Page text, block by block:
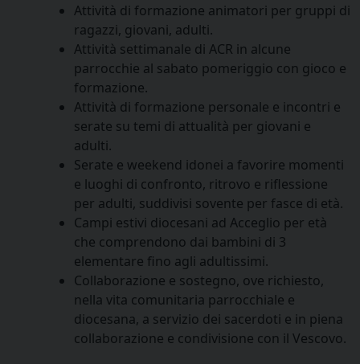
Attività di formazione animatori per gruppi di
ragazzi, giovani, adulti.
Attività settimanale di ACR in alcune
parrocchie al sabato pomeriggio con gioco e
formazione.
Attività di formazione personale e incontri e
serate su temi di attualità per giovani e
adulti.
Serate e weekend idonei a favorire momenti
e luoghi di confronto, ritrovo e riflessione
per adulti, suddivisi sovente per fasce di età.
Campi estivi diocesani ad Acceglio per età
che comprendono dai bambini di 3
elementare fino agli adultissimi.
Collaborazione e sostegno, ove richiesto,
nella vita comunitaria parrocchiale e
diocesana, a servizio dei sacerdoti e in piena
collaborazione e condivisione con il Vescovo.